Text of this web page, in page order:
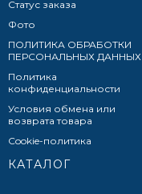
Статус заказа
Фото
ПОЛИТИКА ОБРАБОТКИ
ПЕРСОНАЛЬНЫХ ДАННЫХ​
Политика
конфиденциальности
Условия обмена или
возврата товара
Cookie-политика
КАТАЛОГ